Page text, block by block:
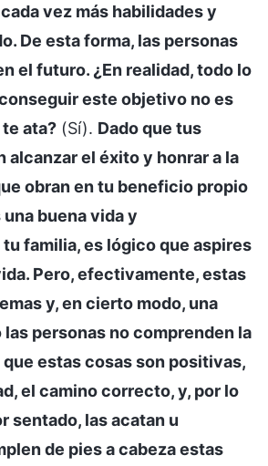
vez más habilidades y
De esta forma, las personas
el futuro. ¿En realidad, todo lo
este objetivo no es
ata? (Sí). Dado que tus
alcanzar el éxito y honrar a la
obran en tu beneficio propio
buena vida y
familia, es lógico que aspires
Pero, efectivamente, estas
y, en cierto modo, una
las personas no comprenden la
estas cosas son positivas,
el camino correcto, y, por lo
sentado, las acatan u
de pies a cabeza estas